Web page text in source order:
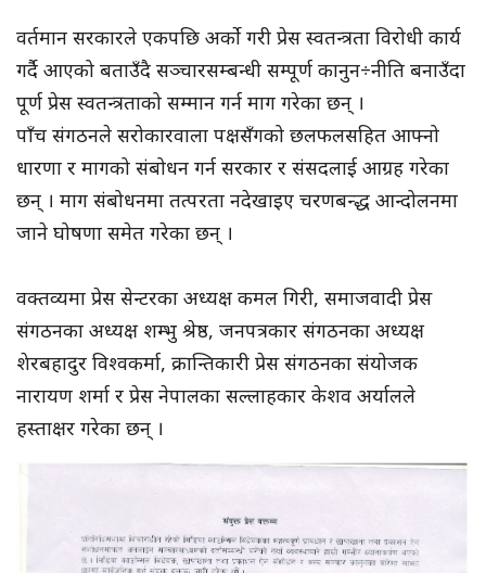
वर्तमान सरकारले एकपछि अर्को गरी प्रेस स्वतन्त्रता विरोधी कार्य
गर्दै आएको बताउँदै सञ्चारसम्बन्धी सम्पूर्ण कानुन÷नीति बनाउँदा
पूर्ण प्रेस स्वतन्त्रताको सम्मान गर्न माग गरेका छन् ।
पाँच संगठनले सरोकारवाला पक्षसँगको छलफलसहित आफ्नो
धारणा र मागको संबोधन गर्न सरकार र संसदलाई आग्रह गरेका
छन् । माग संबोधनमा तत्परता नदेखाइए चरणबन्द्ध आन्दोलनमा
जाने घोषणा समेत गरेका छन् ।
वक्तव्यमा प्रेस सेन्टरका अध्यक्ष कमल गिरी, समाजवादी प्रेस
संगठनका अध्यक्ष शम्भु श्रेष्ठ, जनपत्रकार संगठनका अध्यक्ष
शेरबहादुर विश्वकर्मा, क्रान्तिकारी प्रेस संगठनका संयोजक
नारायण शर्मा र प्रेस नेपालका सल्लाहकार केशव अर्यालले
हस्ताक्षर गरेका छन् ।